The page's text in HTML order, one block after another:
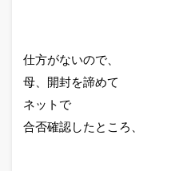
仕方がないので、
母、開封を諦めて
ネットで
合否確認したところ、